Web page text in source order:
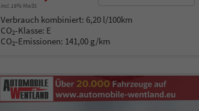
incl. 19% MwSt.
Verbrauch kombiniert: 6,20 l/100km
CO2-Klasse: E
CO2-Emissionen: 141,00 g/km